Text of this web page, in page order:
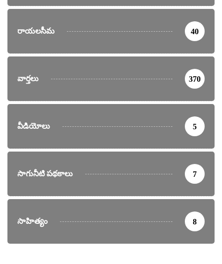
రాయలసీమ 40
వార్తలు 370
వీడియోలు 5
సాగునీటి పథకాలు 7
సాహిత్యం 8